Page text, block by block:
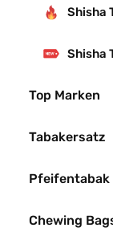
Shisha
Shisha
Top Marken
Tabakersatz
Pfeifentabak
Chewing